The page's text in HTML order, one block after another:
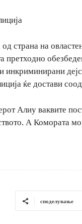
страна на
претходно
инкриминирани
ќе достави
Алиу ваквите
А Комората
споделување